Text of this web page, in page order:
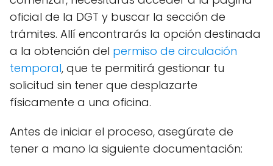
oficial de la DGT y buscar la sección de
trámites. Allí encontrarás la opción destinada
a la obtención del permiso de circulación
temporal, que te permitirá gestionar tu
solicitud sin tener que desplazarte
físicamente a una oficina.
Antes de iniciar el proceso, asegúrate de
tener a mano la siguiente documentación: